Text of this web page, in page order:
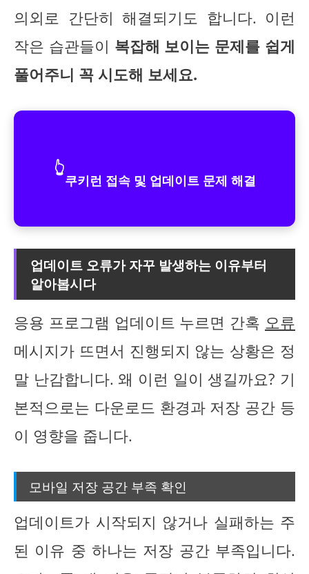
의외로 간단히 해결되기도 합니다. 이런
작은 습관들이 복잡해 보이는 문제를 쉽게
풀어주니 꼭 시도해 보세요.
👆
쿠키런 접속 및 업데이트 문제 해결
업데이트 오류가 자꾸 발생하는 이유부터
알아봅시다
응용 프로그램 업데이트 누르면 간혹 오류
메시지가 뜨면서 진행되지 않는 상황은 정
말 난감합니다. 왜 이런 일이 생길까요? 기
본적으로는 다운로드 환경과 저장 공간 등
이 영향을 줍니다.
모바일 저장 공간 부족 확인
업데이트가 시작되지 않거나 실패하는 주
된 이유 중 하나는 저장 공간 부족입니다.